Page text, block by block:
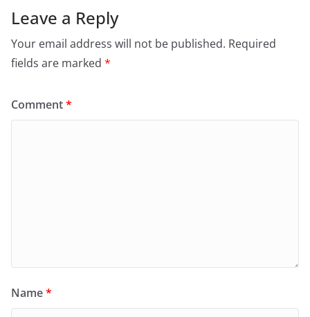
Leave a Reply
Your email address will not be published. Required
fields are marked *
Comment*
Name*